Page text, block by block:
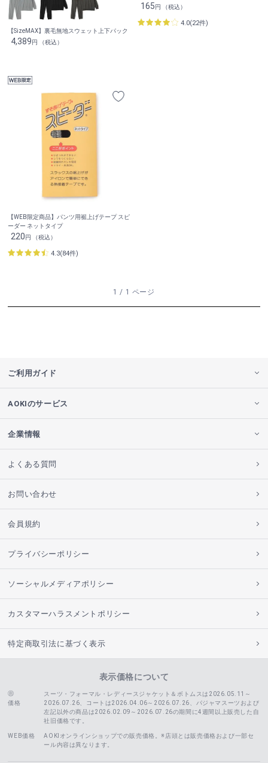
【SizeMAX】裏毛無地スウェット上下パック
4,389円 （税込）
165円 （税込）
4.0(22件)
【WEB限定商品】パンツ用裾上げテープ スピ
ーダー ネットタイプ
220円 （税込）
4.3(84件)
1 / 1 ページ
ご利用ガイド
AOKIのサービス
企業情報
よくある質問
お問い合わせ
会員規約
プライバシーポリシー
ソーシャルメディアポリシー
カスタマーハラスメントポリシー
特定商取引法に基づく表示
表示価格について
価格
スーツ・フォーマル・レディースジャケット＆ボトムスは2026.05.11～
2026.07.26、コートは2026.04.06～2026.07.26、 パジャマスーツおよび
左記以外の商品は2026.02.09～2026.07.26の期間に4週間以上販売した自
社旧価格です。
WEB価格
AOKIオンラインショップでの販売価格。※店頭とは販売価格および一部セ
ール内容は異なります。